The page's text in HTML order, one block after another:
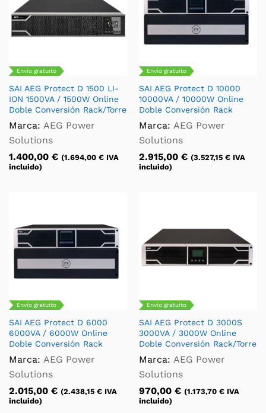
Envío gratuito
SAI AEG Protect D 1500 LI-
ION 1500VA / 1500W Online
Doble Conversión Rack/Torre
Marca: AEG Power
Solutions
1.400,00 € (1.694,00 € IVA
incluido)
Envío gratuito
SAI AEG Protect D 10000
10000VA / 10000W Online
Doble Conversión Rack
Marca: AEG Power
Solutions
2.915,00 € (3.527,15 € IVA
incluido)
Envío gratuito
SAI AEG Protect D 6000
6000VA / 6000W Online
Doble Conversión Rack
Marca: AEG Power
Solutions
2.015,00 € (2.438,15 € IVA
incluido)
Envío gratuito
SAI AEG Protect D 3000S
3000VA / 3000W Online
Doble Conversión Rack/Torre
Marca: AEG Power
Solutions
970,00 € (1.173,70 € IVA
incluido)